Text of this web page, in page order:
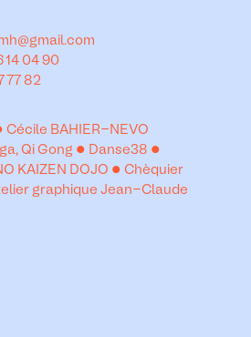
14 04 90
77 82
Cécile BAHIER-NEVO
Qi Gong • Danse38 •
KAIZEN DOJO • Chèquier
graphique Jean-Claude